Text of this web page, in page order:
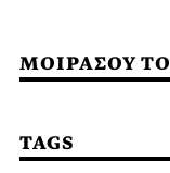
ΜΟΙΡΑΣΟΥ ΤΟ
TAGS